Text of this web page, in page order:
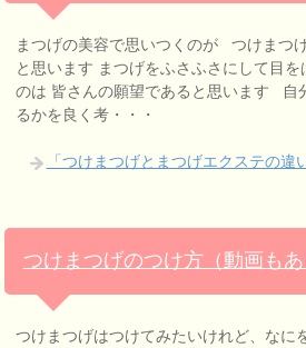
まつげの美容で思いつくのが つけまつ
と思います まつげをふさふさにして目を
のは 皆さんの願望であると思います 自
るかを良く考・・・
「つけまつげとまつげエクステの違
つけまつげのつけ方（動画もあ
つけまつげはつけてみたいけれど、なに